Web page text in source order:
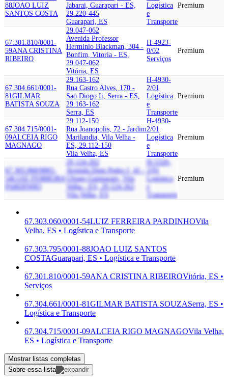
88JOAO LUIZ
SANTOS COSTA
Jabarai, Guarapari - ES,
29.220-445
Guarapari, ES
Logística
e
Transporte
Premium
67.301.810/0001-
59ANA CRISTINA
RIBEIRO
29.047-062
Avenida Professor
Herminio Blackman, 304 -
Bonfim, Vitoria - ES,
29.047-062
Vitória, ES
H-4923-
0/02
Serviços
Premium
67.304.661/0001-
81GILMAR
BATISTA SOUZA
29.163-162
Rua Castro Alves, 170 -
Sao Diogo Ii, Serra - ES,
29.163-162
Serra, ES
H-4930-
2/01
Logística
e
Transporte
Premium
67.304.715/0001-
09ALCEIA RIGO
MAGNAGO
29.112-150
Rua Joanopolis, 72 - Jardim
Marilandia, Vila Velha -
ES, 29.112-150
Vila Velha, ES
H-4930-
2/01
Logística
e
Transporte
Premium
67.303.060/0001-
54LUIZ FERREIRA
PARDINHO
29.124-262
Avenida Dom Pedro I, 41 -
Ulisses Guimaraes, Vila
Velha - ES, 29.124-262
Vila Velha, ES
H-5320-
Logística
e
Transporte
Premium
67.303.060/0001-54LUIZ FERREIRA PARDINHOVila
Velha, ES • Logística e Transporte
67.303.795/0001-88JOAO LUIZ SANTOS
COSTAGuarapari, ES • Logística e Transporte
67.301.810/0001-59ANA CRISTINA RIBEIROVitória, ES •
Serviços
67.304.661/0001-81GILMAR BATISTA SOUZASerra, ES •
Logística e Transporte
67.304.715/0001-09ALCEIA RIGO MAGNAGOVila Velha,
ES • Logística e Transporte
Mostrar listas completas
Sobre essa lista